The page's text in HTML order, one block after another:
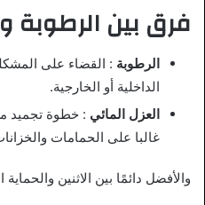
فرق بين الرطوبة
الرطوبة : القضاء على
الداخلية أو الخارجية.
العزل المائي : خطوة تجميد
غالبا على الحمامات
والأفضل دائمًا بين الاثنين والحماية